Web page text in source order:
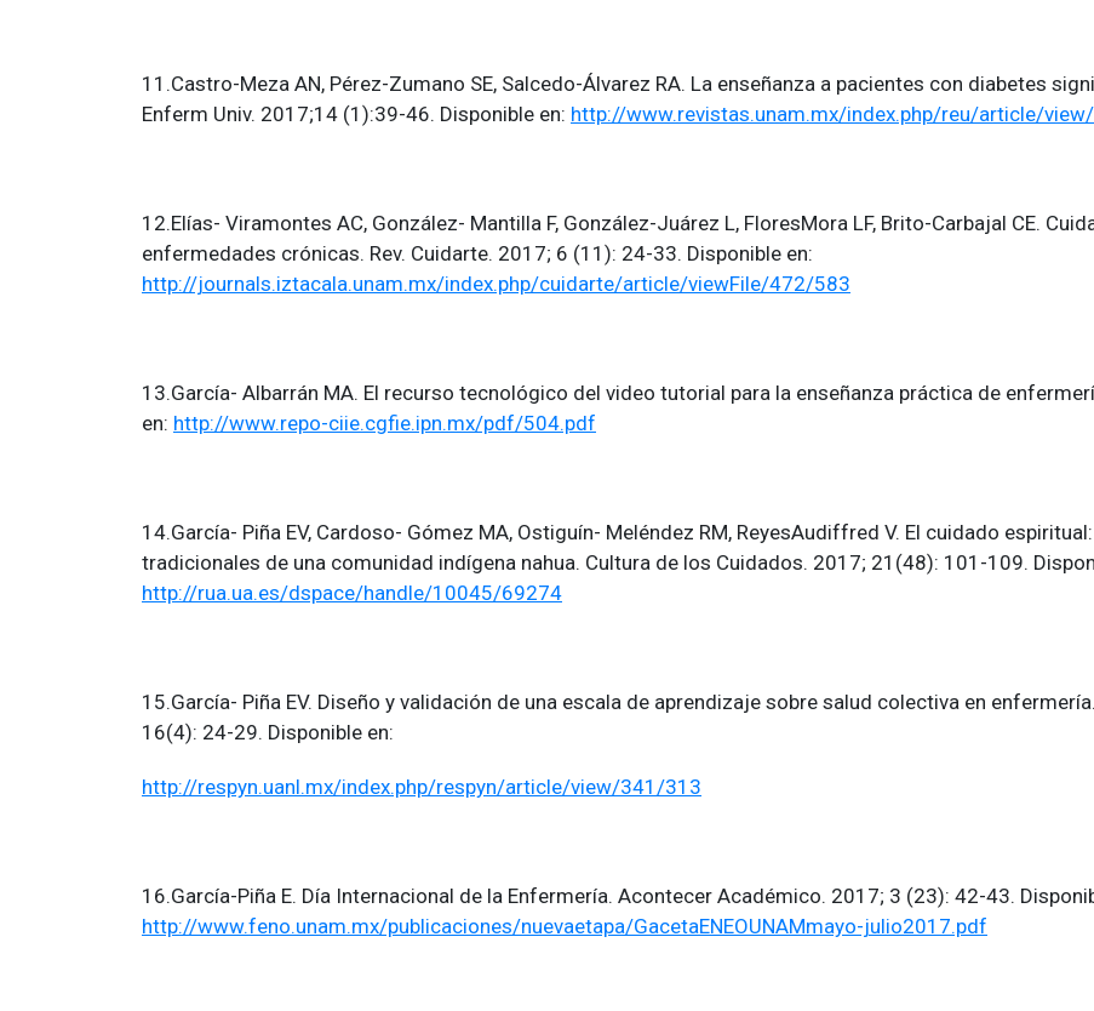
11.Castro-Meza AN, Pérez-Zumano SE, Salcedo-Álvarez RA. La enseñanza a pacientes con diabetes
Enferm Univ. 2017;14 (1):39-46. Disponible en: http://www.revistas.unam.mx/index.php/reu/article/
12.Elías- Viramontes AC, González- Mantilla F, González-Juárez L, FloresMora LF, Brito-Carbajal CE.
enfermedades crónicas. Rev. Cuidarte. 2017; 6 (11): 24-33. Disponible en:
http://journals.iztacala.unam.mx/index.php/cuidarte/article/viewFile/472/583
13.García- Albarrán MA. El recurso tecnológico del video tutorial para la enseñanza práctica de
en: http://www.repo-ciie.cgfie.ipn.mx/pdf/504.pdf
14.García- Piña EV, Cardoso- Gómez MA, Ostiguín- Meléndez RM, ReyesAudiffred V. El cuidado
tradicionales de una comunidad indígena nahua. Cultura de los Cuidados. 2017; 21(48): 101-109.
http://rua.ua.es/dspace/handle/10045/69274
15.García- Piña EV. Diseño y validación de una escala de aprendizaje sobre salud colectiva en
16(4): 24-29. Disponible en:
http://respyn.uanl.mx/index.php/respyn/article/view/341/313
16.García-Piña E. Día Internacional de la Enfermería. Acontecer Académico. 2017; 3 (23): 42-43.
http://www.feno.unam.mx/publicaciones/nuevaetapa/GacetaENEOUNAMmayo-julio2017.pdf